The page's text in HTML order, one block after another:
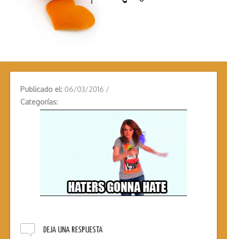
Publicado el: 06/03/2016 /
Categorías:
DEJA UNA RESPUESTA